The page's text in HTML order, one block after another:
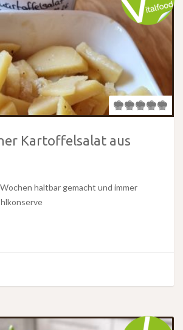
Kartoffelsalat aus
haltbar gemacht und immer